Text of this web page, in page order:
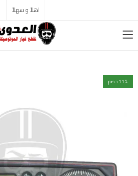
اهلاً و سهلاً
11% خصم